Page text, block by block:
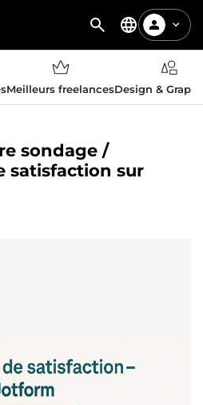
Meilleurs freelancesDesign &
sondage /
satisfaction sur